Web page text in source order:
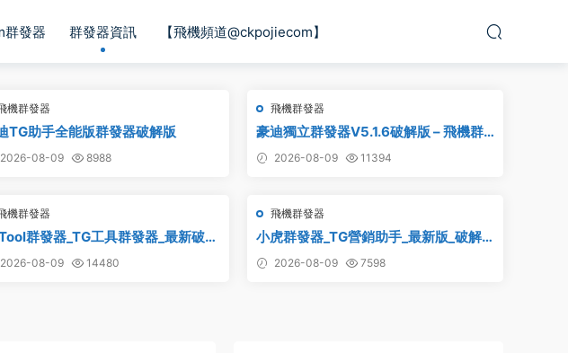
發器 群發器資訊 【飛機頻道@ckpojiecom】
機群發器
TG助手全能版群發器破解版
2026-08-09 8988
飛機群發器
豪迪獨立群發器V5.1.6破解版 – 飛機群
發器,TG群發器,群發器破解版,群發軟件,
群發工具,群發協議,Telegram群發器,電
2026-08-09 11394
機群發器
群發器_TG工具群發器_最新破解
2026-08-09 14480
飛機群發器
小虎群發器_TG營銷助手_最新版_破解
版_永久版
2026-08-09 7598